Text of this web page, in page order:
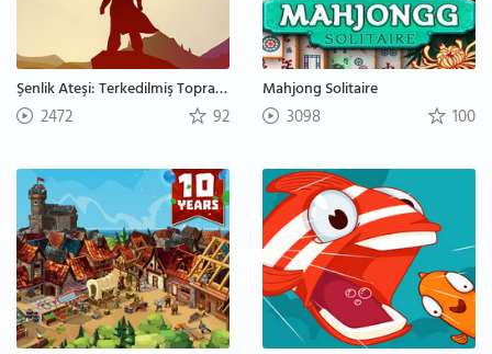
Şenlik Ateşi: Terkedilmiş Topraklar
2472 92
Mahjong Solitaire
3098 100